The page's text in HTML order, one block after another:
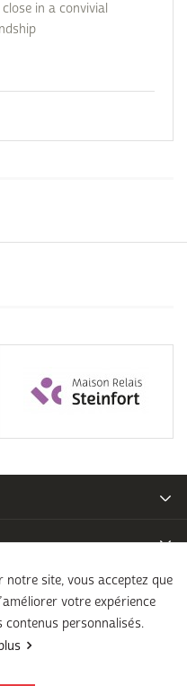
in a convivial
site, vous acceptez que
votre expérience
personnalisés.